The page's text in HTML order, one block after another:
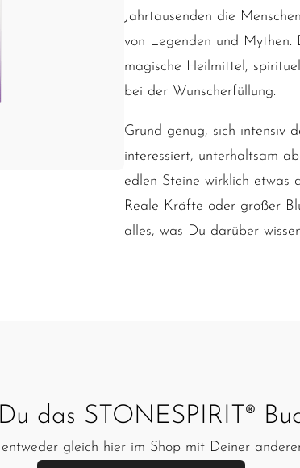
Jahrtausenden die
von Legenden und Mythen.
magische Heilmittel,
bei der Wunscherfüllung.
Grund genug, sich intensiv
interessiert, unterhaltsam
edlen Steine wirklich etwas
Reale Kräfte oder großer
alles, was Du darüber
das STONESPIRIT®
gleich hier im Shop mit Deiner